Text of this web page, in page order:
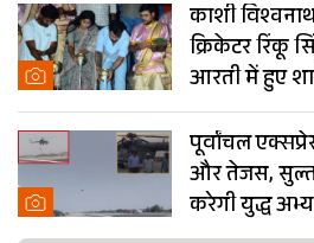
काशी
क्रिकेटर रिंकू
आरती में हुए
पूर्वांचल
और तेजस,
करेगी युद्ध